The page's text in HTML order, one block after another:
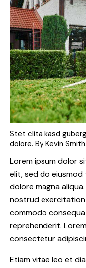
Stet clita kasd
dolore. By Kevin Smith
Lorem ipsum dolor
elit, sed do
dolore magna
nostrud exercitation
commodo
reprehenderit.
consectetur
Etiam vitae leo et